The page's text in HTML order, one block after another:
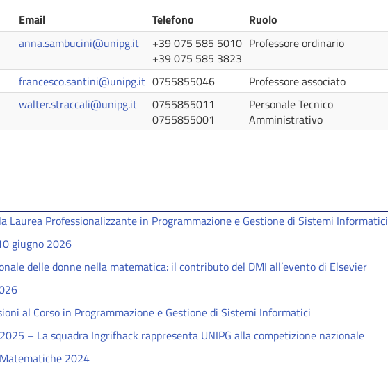
Email Telefono Ruolo
anna.sambucini@unipg.it
+39 075 585 5010
+39 075 585 3823
Professore ordinario
francesco.santini@unipg.it 0755855046
Professore associato
walter.straccali@unipg.it
0755855011
0755855001
Personale Tecnico
Amministrativo
Laurea Professionalizzante in Programmazione e Gestione di Sistemi Informatici
giugno 2026
delle donne nella matematica: il contributo del DMI all’evento di Elsevier
al Corso in Programmazione e Gestione di Sistemi Informatici
– La squadra Ingrifhack rappresenta UNIPG alla competizione nazionale
2024